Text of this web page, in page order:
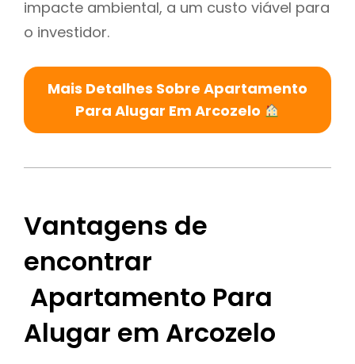
impacte ambiental, a um custo viável para
o investidor.
Mais Detalhes Sobre Apartamento
Para Alugar Em Arcozelo
Vantagens de
encontrar
Apartamento Para
Alugar em Arcozelo